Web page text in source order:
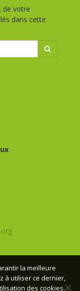
la meilleure
à utiliser ce dernier,
des cookies.
de votre
dans cette
réservés -Mentions